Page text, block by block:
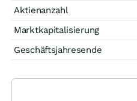
Aktienanzahl
Marktkapitalisierung
Geschäftsjahresende